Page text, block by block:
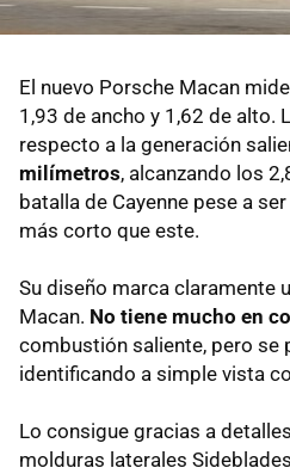
El nuevo Porsche Macan
1,93 de ancho y 1,62 de alto.
respecto a la generación
milímetros, alcanzando los
batalla de Cayenne pese a
más corto que este.
Su diseño marca claramente
Macan. No tiene mucho en
combustión saliente, pero se
identificando a simple vista
Lo consigue gracias a
molduras laterales